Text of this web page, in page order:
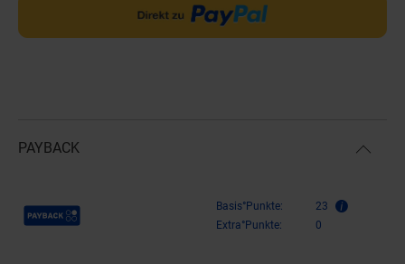
PAYBACK
Payback Punkte Basis°Punkte:
23
Extra°Punkte:
0